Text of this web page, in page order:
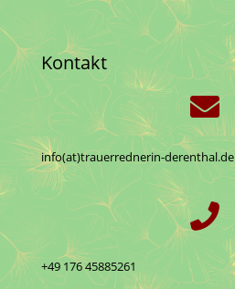
Kontakt

info(at)trauerrednerin-derenthal.de

+49 176 45885261